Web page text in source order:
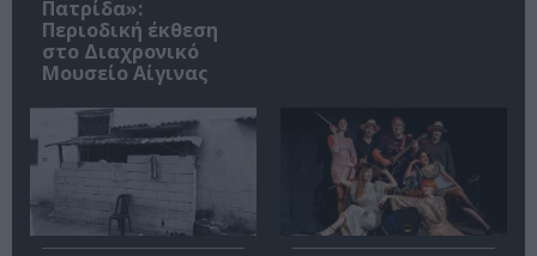
Πατρίδα»:
Περιοδική έκθεση
στο Διαχρονικό
Μουσείο Αίγινας